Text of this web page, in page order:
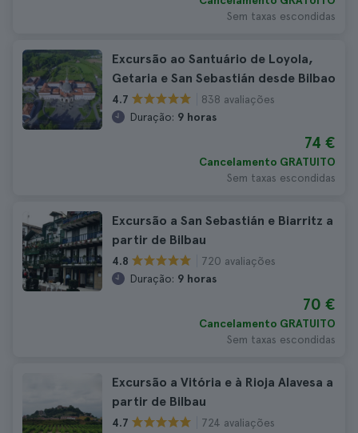
Sem taxas escondidas
Excursão ao Santuário de Loyola,
Getaria e San Sebastián desde Bilbao
4.7
838 avaliações
Duração: 9 horas
74 €
Cancelamento GRATUITO
Sem taxas escondidas
Excursão a San Sebastián e Biarritz a
partir de Bilbau
4.8
720 avaliações
Duração: 9 horas
70 €
Cancelamento GRATUITO
Sem taxas escondidas
Excursão a Vitória e à Rioja Alavesa a
partir de Bilbau
4.7
724 avaliações